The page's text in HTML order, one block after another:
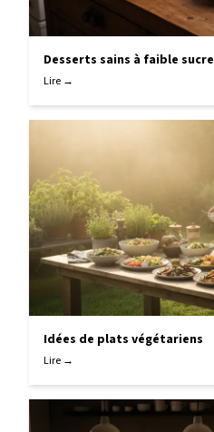
Desserts sains à faible sucre
Lire →
Idées de plats végétariens
Lire →